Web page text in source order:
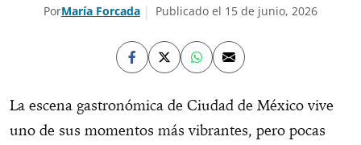
PorMaría Forcada Publicado el 15 de junio, 2026
La escena gastronómica de Ciudad de México vive
uno de sus momentos más vibrantes, pero pocas